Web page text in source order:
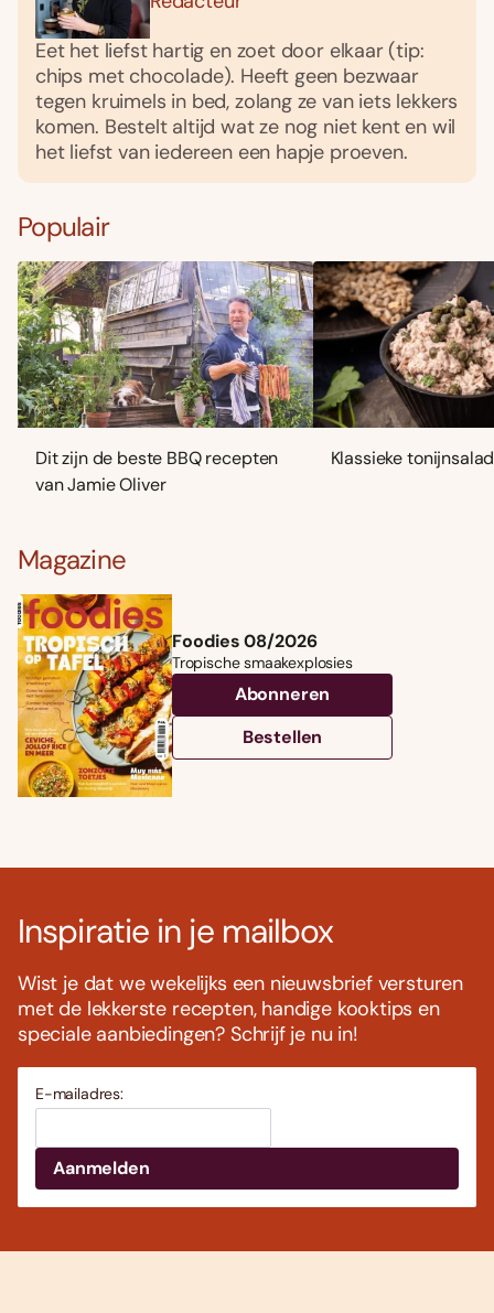
Eet het liefst hartig en zoet door elkaar (tip:
chips met chocolade). Heeft geen bezwaar
tegen kruimels in bed, zolang ze van iets lekkers
komen. Bestelt altijd wat ze nog niet kent en wil
het liefst van iedereen een hapje proeven.
Populair
Dit zijn de beste BBQ recepten
van Jamie Oliver
Klassieke
Magazine
Foodies 08/2026
Tropische smaakexplosies
Abonneren
Bestellen
Inspiratie in je mailbox
Wist je dat we wekelijks een nieuwsbrief versturen
met de lekkerste recepten, handige kooktips en
speciale aanbiedingen? Schrijf je nu in!
E-mailadres: